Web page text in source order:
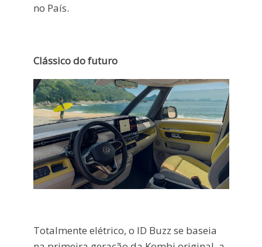
no País.
Clássico do futuro
Totalmente elétrico, o ID Buzz se baseia